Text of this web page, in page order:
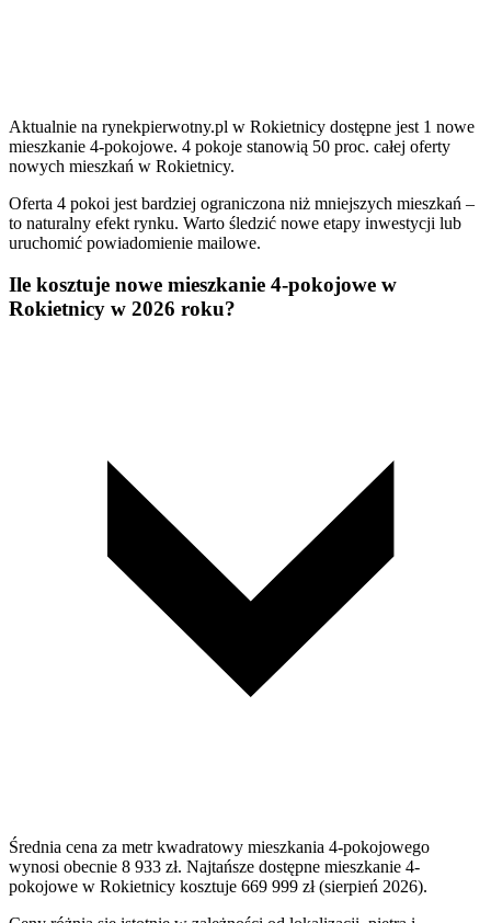
Aktualnie na rynekpierwotny.pl w Rokietnicy dostępne jest 1 nowe
mieszkanie 4-pokojowe. 4 pokoje stanowią 50 proc. całej oferty
nowych mieszkań w Rokietnicy.
Oferta 4 pokoi jest bardziej ograniczona niż mniejszych mieszkań –
to naturalny efekt rynku. Warto śledzić nowe etapy inwestycji lub
uruchomić powiadomienie mailowe.
Ile kosztuje nowe mieszkanie 4-pokojowe w
Rokietnicy w 2026 roku?
Średnia cena za metr kwadratowy mieszkania 4-pokojowego
wynosi obecnie 8 933 zł. Najtańsze dostępne mieszkanie 4-
pokojowe w Rokietnicy kosztuje 669 999 zł (sierpień 2026).